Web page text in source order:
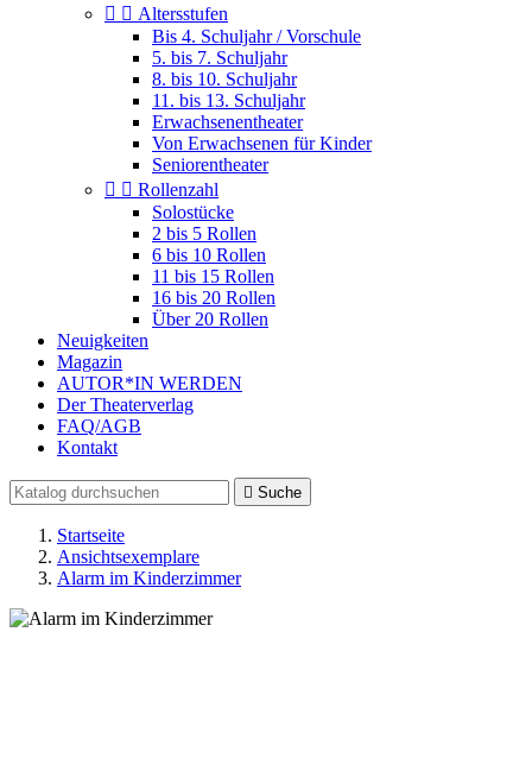
  Altersstufen
Bis 4. Schuljahr / Vorschule
5. bis 7. Schuljahr
8. bis 10. Schuljahr
11. bis 13. Schuljahr
Erwachsenentheater
Von Erwachsenen für Kinder
Seniorentheater
  Rollenzahl
Solostücke
2 bis 5 Rollen
6 bis 10 Rollen
11 bis 15 Rollen
16 bis 20 Rollen
Über 20 Rollen
Neuigkeiten
Magazin
AUTOR*IN WERDEN
Der Theaterverlag
FAQ/AGB
Kontakt
 Suche
Startseite
Ansichtsexemplare
Alarm im Kinderzimmer